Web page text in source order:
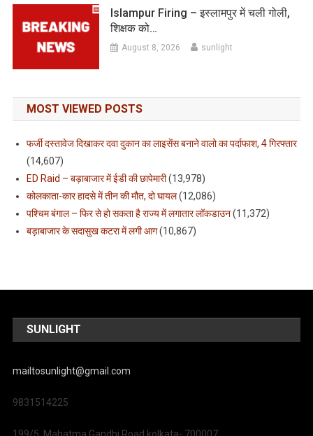
Islampur Firing – इस्लामपुर में चली गोली,
शिक्षक को…
August 8, 2026 sunlight
MOST VIEWED POSTS
फर्जी दस्तावेज दिखाकर दवा दुकान का लाइसेंस बनाने वालो का पर्दाफाश, 4 गिरफ्तार
(14,607)
ED Raid – बड़ाबाजार में ईडी की छापेमारी(13,978)
कोलकाता-कार हादसे में तीन की मौत, दो घायल(12,086)
पश्चिम बंगाल – फिर से हो सकता है राज्य में लगातार लॉकडाउन(11,372)
बड़ाबाजार के सदासुख कटरा में लगी आग(10,867)
SUNLIGHT
mailtosunlight@gmail.com
9831514225
199/5, Mahatma Gandhi Road kolkata- 700007